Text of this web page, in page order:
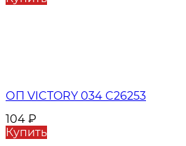
ОП VICTORY 034 C26253
104 ₽
Купить